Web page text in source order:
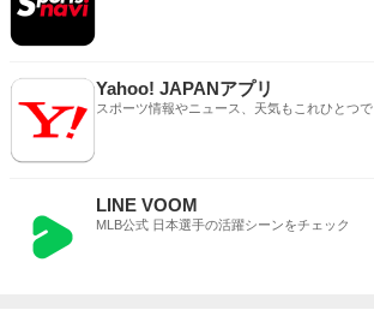
Yahoo! JAPANアプリ
スポーツ情報やニュース、天気もこれひとつで
LINE VOOM
MLB公式 日本選手の活躍シーンをチェック